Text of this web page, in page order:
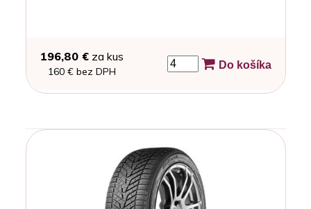
196,80 €za kus
160 € bez DPH
Do košíka